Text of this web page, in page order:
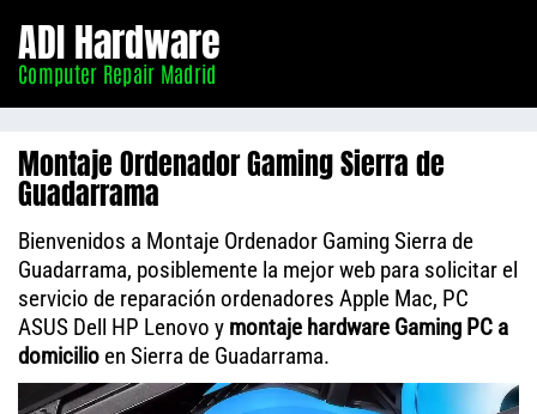
Madrid
ADI Hardware
Computer Repair Madrid
Montaje Ordenador Gaming Sierra de
Guadarrama
Bienvenidos a Montaje Ordenador Gaming Sierra de
Guadarrama, posiblemente la mejor web para solicitar el
servicio de reparación ordenadores Apple Mac, PC
ASUS Dell HP Lenovo y montaje hardware Gaming PC a
domicilio en Sierra de Guadarrama.